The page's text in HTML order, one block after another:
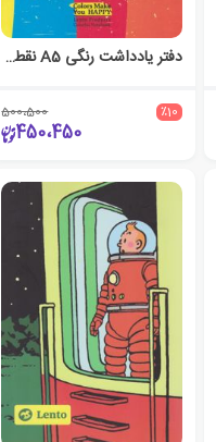
دفتر یادداشت رنگی A5 نقطه‌ای (لنتو)
٪10 500،500
450،450